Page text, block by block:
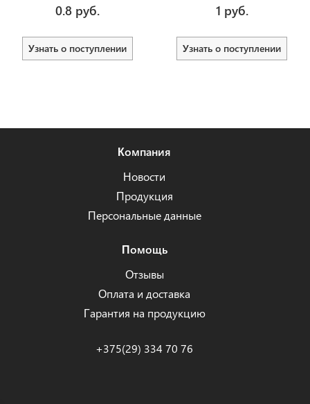
0.8 руб.
Узнать о поступлении
1 руб.
Узнать о поступлении
Компания
Новости
Продукция
Персональные данные
Помощь
Отзывы
Оплата и доставка
Гарантия на продукцию
+375(29) 334 70 76